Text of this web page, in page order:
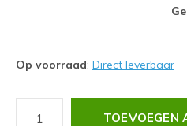
Op voorraad: Direct leverbaar
TOEVOEGEN